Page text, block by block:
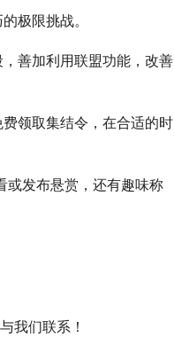
极限挑战。
善加利用联盟功能，改善
领取集结令，在合适的时
或发布悬赏，还有趣味称
我们联系！